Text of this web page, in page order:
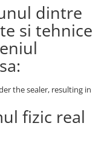
dintre
si tehnice
the sealer, resulting in
fizic real